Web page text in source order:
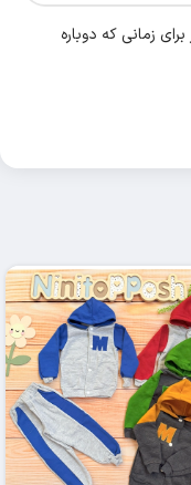
زمانی که دوباره